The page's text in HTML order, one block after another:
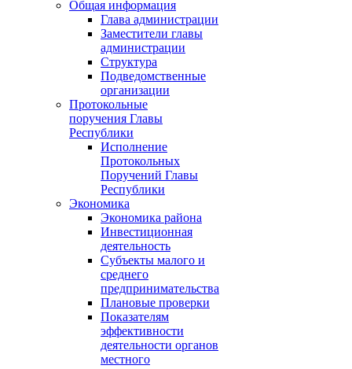
Общая информация
Глава администрации
Заместители главы
администрации
Структура
Подведомственные
организации
Протокольные
поручения Главы
Республики
Исполнение
Протокольных
Поручений Главы
Республики
Экономика
Экономика района
Инвестиционная
деятельность
Субъекты малого и
среднего
предпринимательства
Плановые проверки
Показателям
эффективности
деятельности органов
местного